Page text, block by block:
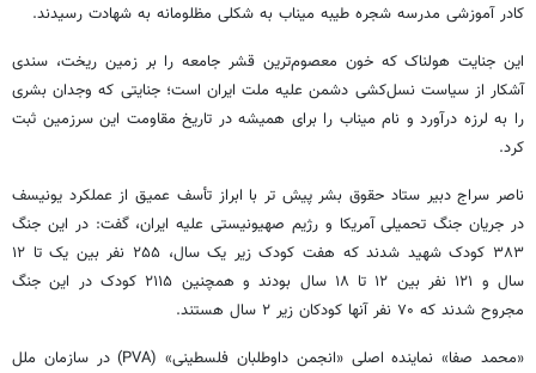
کادر آموزشی مدرسه شجره طیبه میناب به شکلی مظلومانه به شهادت رسیدند.
این جنایت هولناک که خون معصوم‌ترین قشر جامعه را بر زمین ریخت، سندی
آشکار از سیاست نسل‌کشی دشمن علیه ملت ایران است؛ جنایتی که وجدان بشری
را به لرزه درآورد و نام میناب را برای همیشه در تاریخ مقاومت این سرزمین ثبت
کرد.
ناصر سراج دبیر ستاد حقوق بشر پیش تر با ابراز تأسف عمیق از عملکرد یونیسف
در جریان جنگ تحمیلی آمریکا و رژیم صهیونیستی علیه ایران، گفت: در این جنگ
۳۸۳ کودک شهید شدند که هفت کودک زیر یک سال، ۲۵۵ نفر بین یک تا ۱۲
سال و ۱۲۱ نفر بین ۱۲ تا ۱۸ سال بودند و همچنین ۲۱۱۵ کودک در این جنگ
مجروح شدند که ۷۰ نفر آنها کودکان زیر ۲ سال هستند.
«محمد صفا» نماینده اصلی «انجمن داوطلبان فلسطینی» (PVA) در سازمان ملل